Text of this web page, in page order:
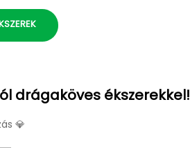
drágaköves ékszerekkel!
💎